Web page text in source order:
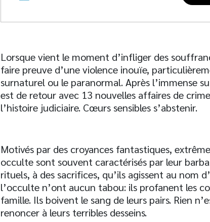
Lorsque vient le moment d’infliger des
faire preuve d’une violence inouïe,
surnaturel ou le paranormal. Après l’immense
est de retour avec 13 nouvelles affaires de
l’histoire judiciaire. Cœurs sensibles s’abstenir.
Motivés par des croyances fantastiques,
occulte sont souvent caractérisés par leur
rituels, à des sacrifices, qu’ils agissent au nom
l’occulte n’ont aucun tabou: ils profanent les
famille. Ils boivent le sang de leurs pairs. Rien
renoncer à leurs terribles desseins.